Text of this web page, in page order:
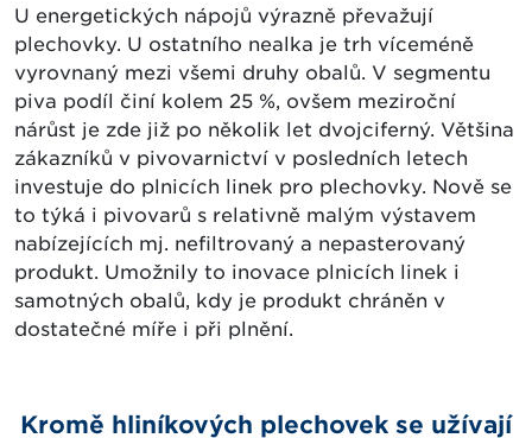
U energetických nápojů výrazně převažují
plechovky. U ostatního nealka je trh víceméně
vyrovnaný mezi všemi druhy obalů. V segmentu
piva podíl činí kolem 25 %, ovšem meziroční
nárůst je zde již po několik let dvojciferný. Většina
zákazníků v pivovarnictví v posledních letech
investuje do plnicích linek pro plechovky. Nově se
to týká i pivovarů s relativně malým výstavem
nabízejících mj. nefiltrovaný a nepasterovaný
produkt. Umožnily to inovace plnicích linek i
samotných obalů, kdy je produkt chráněn v
dostatečné míře i při plnění.
Kromě hliníkových plechovek se užívají